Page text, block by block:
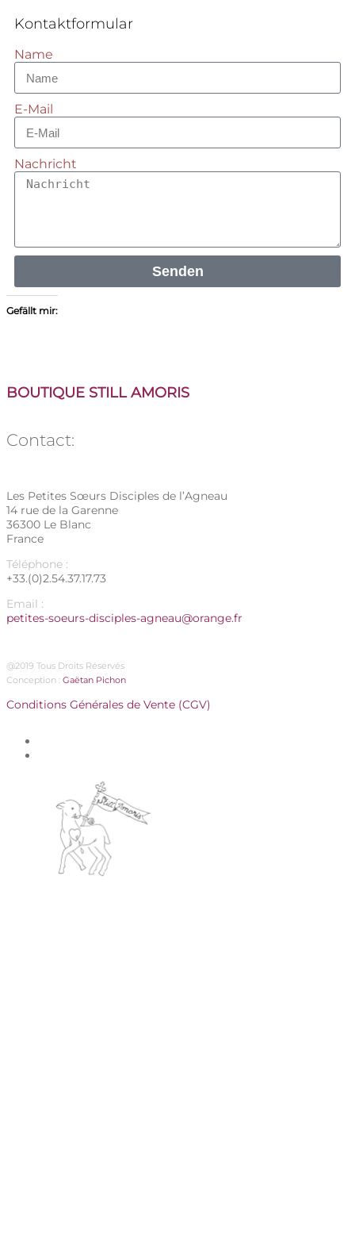
Kontaktformular
Name
E-Mail
Nachricht
Senden
Gefällt mir:
BOUTIQUE STILL AMORIS
Contact:
Les Petites Sœurs Disciples de l’Agneau
14 rue de la Garenne
36300 Le Blanc
France
Téléphone :
+33.(0)2.54.37.17.73
Email :
petites-soeurs-disciples-agneau@orange.fr
@2019 Tous Droits Réservés
Conception : Gaëtan Pichon
Conditions Générales de Vente (CGV)